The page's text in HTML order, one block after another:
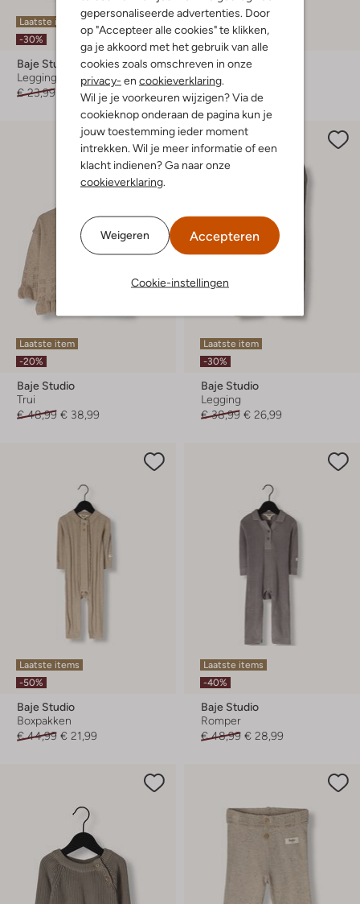
gepersonaliseerde advertenties. Door
op "Accepteer alle cookies" te klikken,
ga je akkoord met het gebruik van alle
cookies zoals omschreven in onze
privacy- en cookieverklaring
Wil je je voorkeuren wijzigen? Via de
cookieknop onderaan de pagina kun je
jouw toestemming ieder moment
intrekken. Wil je meer informatie of een
klacht indienen? Ga naar onze
cookieverklaring
Weigeren Accepteren
Cookie-instellingen
Laatste item
-30%
Baje Studio
Legging
€ 23,99
€ 16,99
Laatste item
Baje Studio
Romper
€ 38,99 € 30,99
Laatste item
-20%
Baje Studio
Trui
€ 48,99 € 38,99
Laatste item
-30%
Baje Studio
Legging
€ 38,99 € 26,99
Laatste items
-50%
Baje Studio
Boxpakken
€ 44,99 € 21,99
Laatste items
-40%
Baje Studio
Romper
€ 48,99 € 28,99